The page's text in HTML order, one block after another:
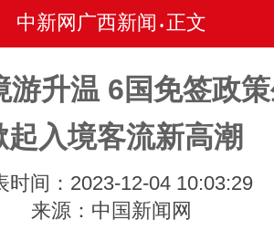
中新网广西新闻 • 正文
游升温 6国免签政
起入境客流新高潮
时间：2023-12-04 10:03:29
来源：中国新闻网